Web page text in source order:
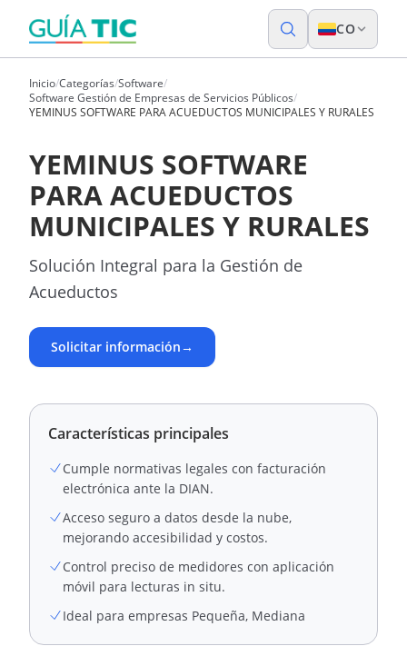
CO
Inicio/Categorías/Software/
Software Gestión de Empresas de Servicios Públicos/
YEMINUS SOFTWARE PARA ACUEDUCTOS MUNICIPALES Y RURALES
YEMINUS SOFTWARE
PARA ACUEDUCTOS
MUNICIPALES Y RURALES
Solución Integral para la Gestión de
Acueductos
Solicitar información→
Características principales
Cumple normativas legales con facturación
electrónica ante la DIAN.
Acceso seguro a datos desde la nube,
mejorando accesibilidad y costos.
Control preciso de medidores con aplicación
móvil para lecturas in situ.
Ideal para empresas Pequeña, Mediana